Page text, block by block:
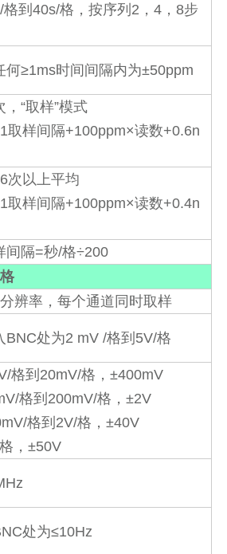
格到40s/格，按序列 2 ，4 ，8步
何≥1ms时间间隔内为±50ppm
，“取样”模式
1取样间隔+100ppm×读数+0.6n
次以上平均
1取样间隔+100ppm×读数+0.4n
间隔=秒/格÷200
辨率，每个通道同时取样
BNC处为2 mV /格到 5V/格
格到 20mV/格，±400mV
格到 200mV/格，±2V
格到 2V/格，±40V
格，±50V
处为≤10Hz